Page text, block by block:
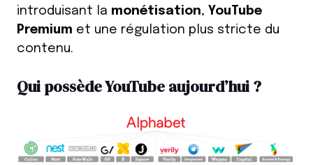
introduisant la monétisation, YouTube
Premium et une régulation plus stricte du
contenu.
Qui possède YouTube aujourd’hui ?